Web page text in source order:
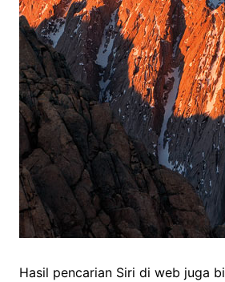
Hasil pencarian Siri di web juga